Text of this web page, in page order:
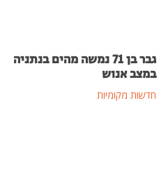
גבר בן 71 נמשה מהים בנתניה
במצב אנוש
חדשות מקומיות